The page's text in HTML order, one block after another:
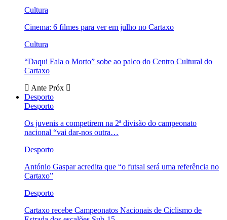
Cultura
Cinema: 6 filmes para ver em julho no Cartaxo
Cultura
“Daqui Fala o Morto” sobe ao palco do Centro Cultural do
Cartaxo
Ante Próx
Desporto
Desporto
Os juvenis a competirem na 2ª divisão do campeonato
nacional “vai dar-nos outra…
Desporto
António Gaspar acredita que “o futsal será uma referência no
Cartaxo”
Desporto
Cartaxo recebe Campeonatos Nacionais de Ciclismo de